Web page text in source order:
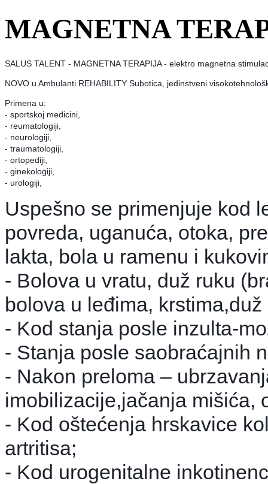
MAGNETNA
SALUS TALENT - MAGNETNA TERAPIJA - elektro magnetna
NOVO u Ambulanti REHABILITY Subotica, jedinstveni
Primena u:
- sportskoj medicini,
- reumatologiji,
- neurologiji,
- traumatologiji,
- ortopediji,
- ginekologiji,
- urologiji,
Uspešno se primenjuje kod
povreda, uganuća, otoka,
lakta, bola u ramenu i
- Bolova u vratu, duž ruku
bolova u leđima,
- Kod stanja posle inzulta-
- Stanja posle saobraćajnih
- Nakon preloma –
imobilizacije,jačanja mišića,
- Kod oštećenja hrskavice
artritisa;
- Kod urogenitalne